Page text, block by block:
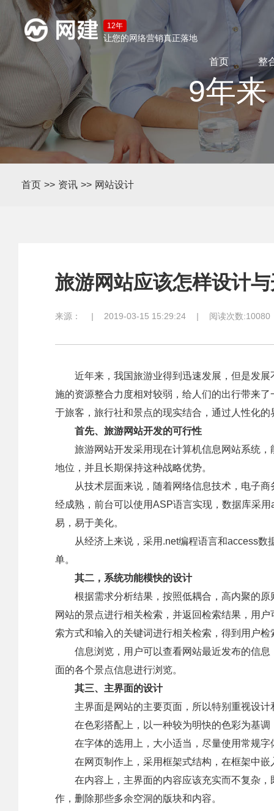
12年
让您的网络营销真正落地
首页 整
9年
首页 >> 资讯 >> 网站设计
旅游网站应该怎样设计
来源： | 2019-03-15 15:29:24 | 阅读次数:10080
近年来，我国旅游业得到迅速发展，但是发展
施的资源整合力度相对较弱，给人们的出行带来
于旅客，旅行社和景点的现实结合，通过人性化
首先、旅游网站开发的可行性
旅游网站开发采用现在计算机信息网站系统，
地位，并且长期保持这种战略优势。
从技术层面来说，随着网络信息技术，电子商
经成熟，前台可以使用ASP语言实现，数据库采
易，易于美化。
从经济上来说，采用.net编程语言和access数
单。
其二，系统功能模快的设计
根据需求分析结果，按照低耦合，高内聚的原
网站的景点进行相关检索，并返回检索结果，用
索方式和输入的关键词进行相关检索，得到用户检
信息浏览，用户可以查看网站最近发布的信息
面的各个景点信息进行浏览。
其三、主界面的设计
主界面是网站的主要页面，所以特别重视设计
在色彩搭配上，以一种较为明快的色彩为基调
在字体的选用上，大小适当，尽量使用常规字
在网页制作上，采用框架式结构，在框架中嵌
在内容上，主界面的内容应该充实而不复杂，
作，删除那些多余空洞的版块和内容。